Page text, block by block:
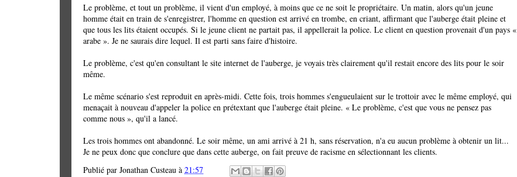
Le problème, et tout un problème, il vient d'un employé, à moins que ce ne soit le propriétaire. Un matin, alors qu'un jeune
homme était en train de s'enregistrer, l'homme en question est arrivé en trombe, en criant, affirmant que l'auberge était pleine et
que tous les lits étaient occupés. Si le jeune client ne partait pas, il appellerait la police. Le client en question provenait d'un pays «
arabe ». Je ne saurais dire lequel. Il est parti sans faire d'histoire.
Le problème, c'est qu'en consultant le site internet de l'auberge, je voyais très clairement qu'il restait encore des lits pour le soir
même.
Le même scénario s'est reproduit en après-midi. Cette fois, trois hommes s'engueulaient sur le trottoir avec le même employé, qui
menaçait à nouveau d'appeler la police en prétextant que l'auberge était pleine. « Le problème, c'est que vous ne pensez pas
comme nous », qu'il a lancé.
Les trois hommes ont abandonné. Le soir même, un ami arrivé à 21 h, sans réservation, n'a eu aucun problème à obtenir un lit...
Je ne peux donc que conclure que dans cette auberge, on fait preuve de racisme en sélectionnant les clients.
Publié par Jonathan Custeau à 21:57